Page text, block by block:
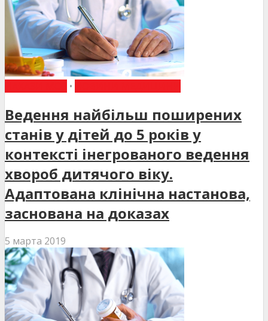
•
Ведення найбільш поширених
станів у дітей до 5 років у
контексті інегрованого ведення
хвороб дитячого віку.
Адаптована клінічна настанова,
заснована на доказах
5 марта 2019